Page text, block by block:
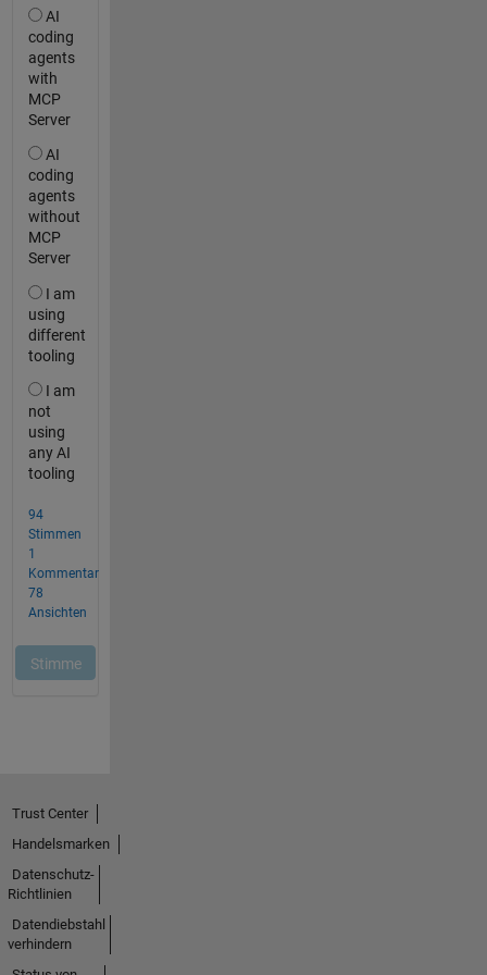
Trust Center
Handelsmarken
Datenschutz-
Richtlinien
Datendiebstahl
verhindern